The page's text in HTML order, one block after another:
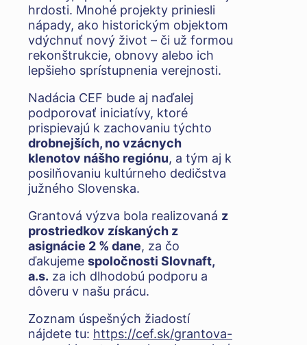
hrdosti. Mnohé projekty priniesli
nápady, ako historickým objektom
vdýchnuť nový život – či už formou
rekonštrukcie, obnovy alebo ich
lepšieho sprístupnenia verejnosti.
Nadácia CEF bude aj naďalej
podporovať iniciatívy, ktoré
prispievajú k zachovaniu týchto
drobnejších, no vzácnych
klenotov nášho regiónu, a tým aj k
posilňovaniu kultúrneho dedičstva
južného Slovenska.
Grantová výzva bola realizovaná z
prostriedkov získaných z
asignácie 2 % dane, za čo
ďakujeme spoločnosti Slovnaft,
a.s. za ich dlhodobú podporu a
dôveru v našu prácu.
Zoznam úspešných žiadostí
nájdete tu: https://cef.sk/grantova-